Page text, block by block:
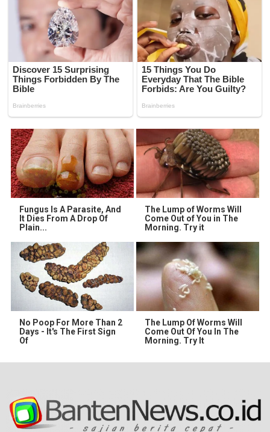
Fungus Is A Parasite, And
It Dies From A Drop Of
Plain...
The Lump of Worms Will
Come Out of You in The
Morning. Try it
No Poop For More Than 2
Days - It's The First Sign
Of
The Lump Of Worms Will
Come Out Of You In The
Morning. Try It